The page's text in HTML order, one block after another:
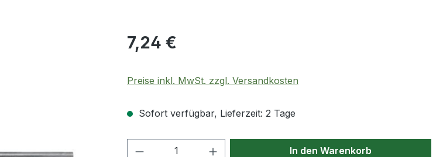
Regulärer Preis:
7,24 €
Preise inkl. MwSt. zzgl. Versandkosten
Sofort verfügbar, Lieferzeit: 2 Tage
Produkt Anzahl: Gib den gewünschten Wert
In den Warenkorb